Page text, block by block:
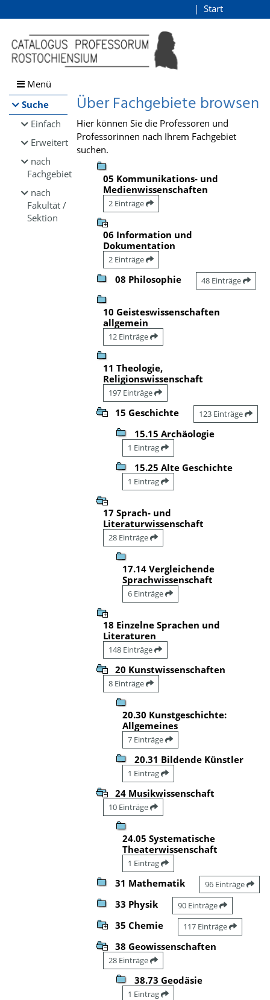
Browsen
direkt zum Inhalt
Start
Menü
Suche
Einfach
Erweitert
nach
Fachgebiet
nach
Fakultät /
Sektion
Über Fachgebiete browsen
Hier können Sie die Professoren und
Professorinnen nach Ihrem Fachgebiet
suchen.
05 Kommunikations- und
Medienwissenschaften
2 Einträge
06 Information und
Dokumentation
2 Einträge
08 Philosophie 48 Einträge
10 Geisteswissenschaften
allgemein
12 Einträge
11 Theologie,
Religionswissenschaft
197 Einträge
15 Geschichte 123 Einträge
15.15 Archäologie
1 Eintrag
15.25 Alte Geschichte
1 Eintrag
17 Sprach- und
Literaturwissenschaft
28 Einträge
17.14 Vergleichende
Sprachwissenschaft
6 Einträge
18 Einzelne Sprachen und
Literaturen
148 Einträge
20 Kunstwissenschaften
8 Einträge
20.30 Kunstgeschichte:
Allgemeines
7 Einträge
20.31 Bildende Künstler
1 Eintrag
24 Musikwissenschaft
10 Einträge
24.05 Systematische
Theaterwissenschaft
1 Eintrag
31 Mathematik 96 Einträge
33 Physik 90 Einträge
35 Chemie 117 Einträge
38 Geowissenschaften
28 Einträge
38.73 Geodäsie
1 Eintrag